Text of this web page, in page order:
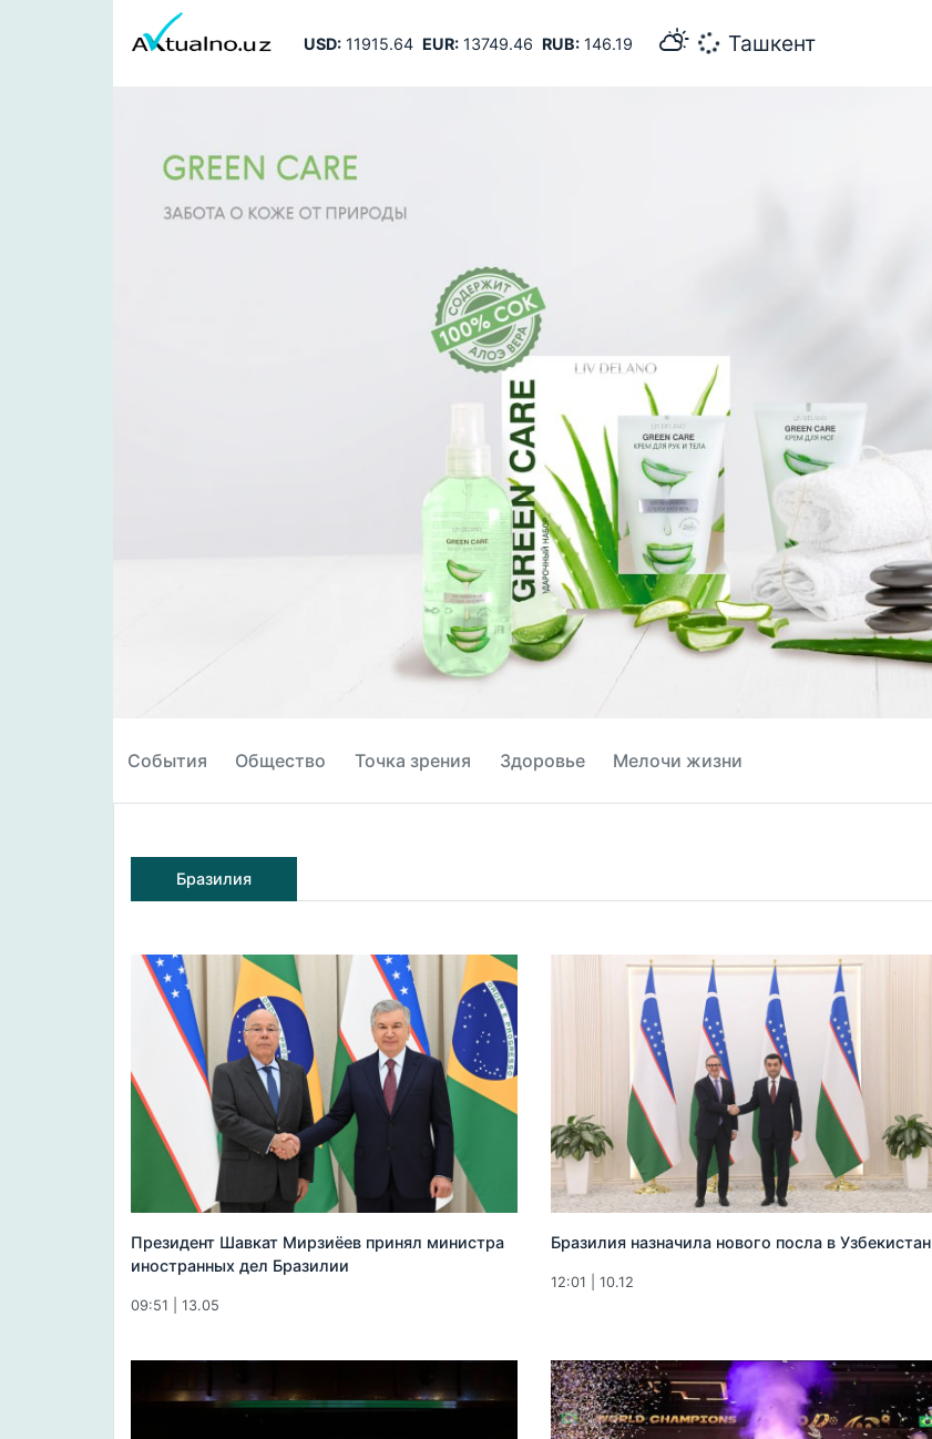
USD:11915.64 EUR:13749.46 RUB:146.19 36 Самарканд
События Общество Точка зрения Здоровье Мелочи жизни
Бразилия
Президент Шавкат Мирзиёев принял министра
иностранных дел Бразилии
09:51 | 13.05
Бразилия назначила нового посла в Узбекистан
12:01 | 10.12